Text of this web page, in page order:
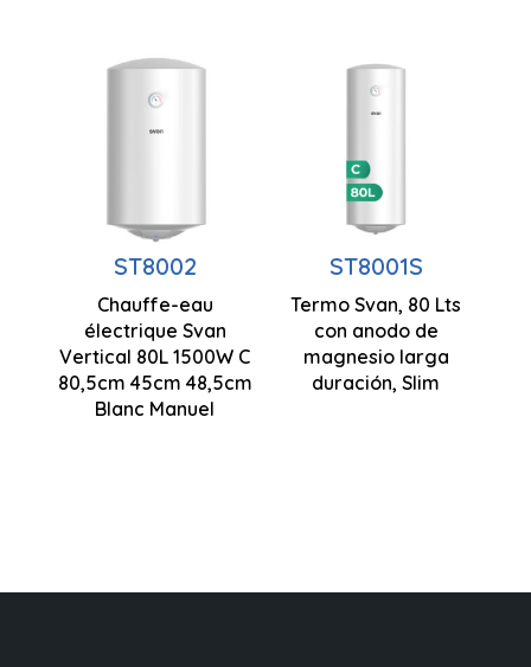
ST8002
Chauffe-eau
électrique Svan
Vertical 80L 1500W C
80,5cm 45cm 48,5cm
Blanc Manuel
Capacité
80 litres
Contrôle
manuel
Installation
verticale
805 x 450 x
485 mm
ST8001S
Termo Svan, 80 Lts
con anodo de
magnesio larga
duración, Slim
Design
élancé
Capacité
80 litres
1,50 kW
Contrôle
manuel